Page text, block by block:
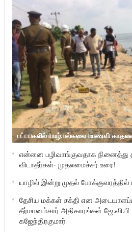
பட்டபகலில் யாழ்.பல்கலை மாணவி
என்னை பழிவாங்குவதாக நினைத்து
விடாதீர்கள்- முதலமைச்சர் உரை!
யாழில் இன்று முதல் போக்குவரத்தில்
தேசிய மக்கள் சக்தி என
தீர்மானம்சார் அதிகாரங்கள்
கஜேந்திரகுமார்